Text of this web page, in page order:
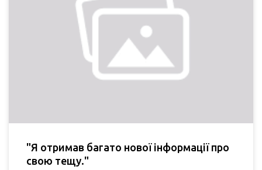
"Я отримав багато нової інформації про
свою тещу."